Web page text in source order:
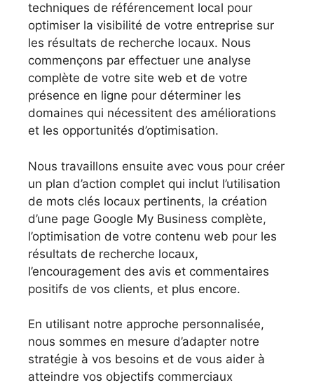
techniques de référencement local pour
optimiser la visibilité de votre entreprise sur
les résultats de recherche locaux. Nous
commençons par effectuer une analyse
complète de votre site web et de votre
présence en ligne pour déterminer les
domaines qui nécessitent des améliorations
et les opportunités d’optimisation.
Nous travaillons ensuite avec vous pour créer
un plan d’action complet qui inclut l’utilisation
de mots clés locaux pertinents, la création
d’une page Google My Business complète,
l’optimisation de votre contenu web pour les
résultats de recherche locaux,
l’encouragement des avis et commentaires
positifs de vos clients, et plus encore.
En utilisant notre approche personnalisée,
nous sommes en mesure d’adapter notre
stratégie à vos besoins et de vous aider à
atteindre vos objectifs commerciaux